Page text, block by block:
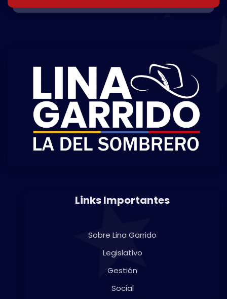
Links Importantes
Sobre Lina Garrido
Legislativo
Gestión
Social